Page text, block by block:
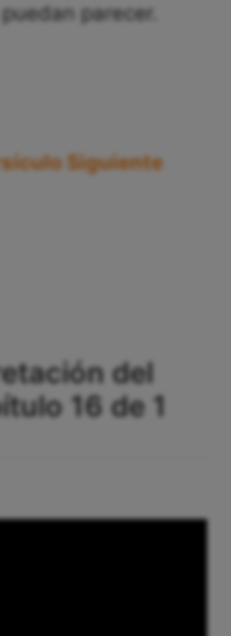
parecer.
Siguiente
del
16 de 1